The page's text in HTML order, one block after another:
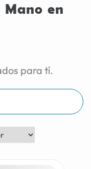
Mano en
para tí.